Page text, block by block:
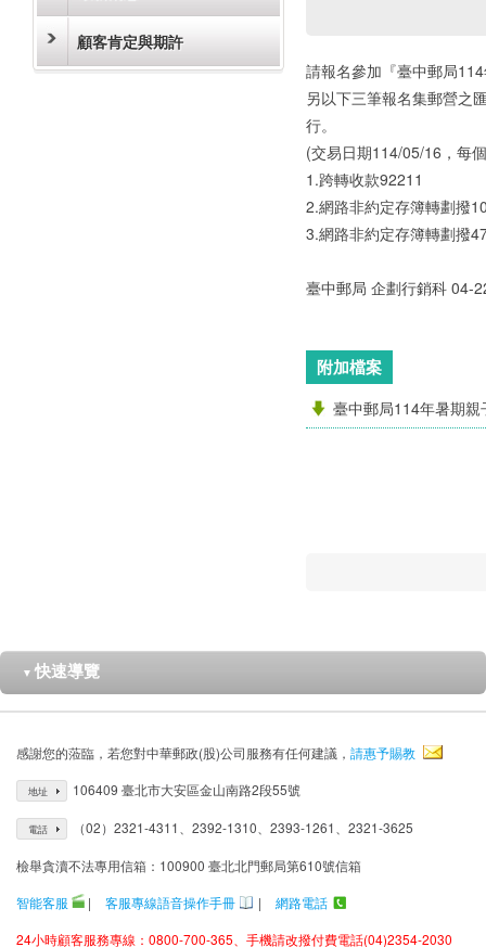
顧客肯定與期許
請報名參加『臺中郵局
另以下三筆報名集郵營之
行。
(交易日期114/05/16，每
1.跨轉收款92211
2.網路非約定存簿轉劃撥
3.網路非約定存簿轉劃撥
臺中郵局 企劃行銷科 04-
附加檔案
臺中郵局114年暑期
▼ 快速導覽
感謝您的蒞臨，若您對中華郵政(股)公司服務有任何建議， 請惠予賜教
地址 106409 臺北市大安區金山南路2段55號
電話 （02）2321-4311、2392-1310、2393-1261、2321-3625
檢舉貪瀆不法專用信箱：100900 臺北北門郵局第610號信箱
智能客服
| 客服專線語音操作手冊 |
網路電話
24小時顧客服務專線：0800-700-365、手機請改撥付費電話(04)2354-2030